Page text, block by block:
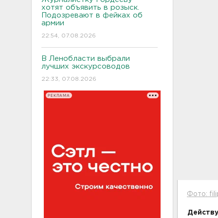
хотят объявить в розыск.
Подозревают в фейках об
армии
22:54, 07.08.2026
В Ленобласти выбрали
лучших экскурсоводов
22:33, 07.08.2026
РЕКЛАМА
Фото: